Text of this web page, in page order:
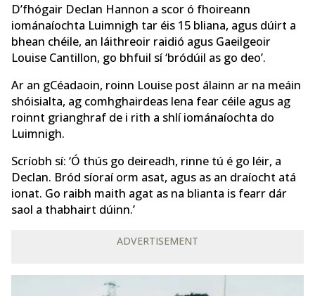
D’fhógair Declan Hannon a scor ó fhoireann
iománaíochta Luimnigh tar éis 15 bliana, agus dúirt a
bhean chéile, an láithreoir raidió agus Gaeilgeoir
Louise Cantillon, go bhfuil sí ‘bródúil as go deo’.
Ar an gCéadaoin, roinn Louise post álainn ar na meáin
shóisialta, ag comhghairdeas lena fear céile agus ag
roinnt grianghraf de i rith a shlí iománaíochta do
Luimnigh.
Scríobh sí: ‘Ó thús go deireadh, rinne tú é go léir, a
Declan. Bród síoraí orm asat, agus as an draíocht atá
ionat. Go raibh maith agat as na blianta is fearr dár
saol a thabhairt dúinn.’
ADVERTISEMENT